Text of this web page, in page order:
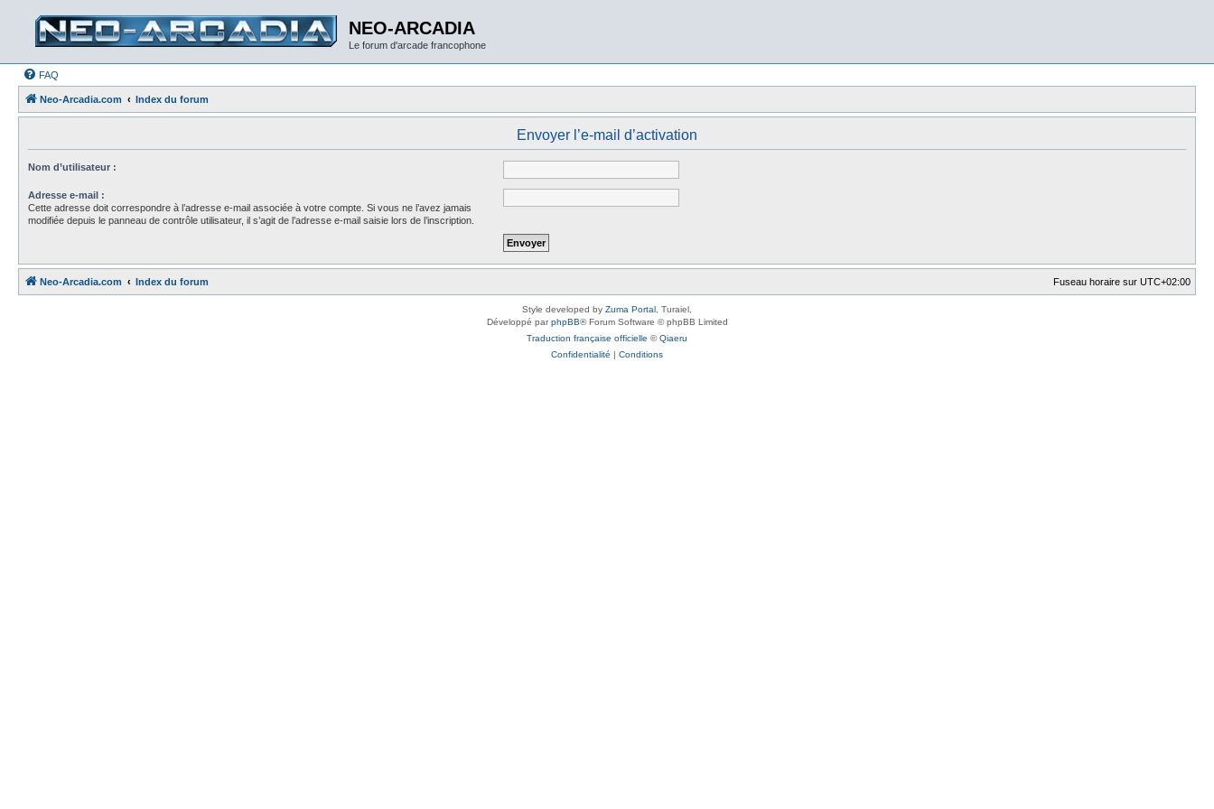
NEO-ARCADIA
Le forum d'arcade francophone
FAQ
Neo-Arcadia.com Index du forum
Envoyer l’e-mail d’activation
Nom d’utilisateur :
Adresse e-mail :
Cette adresse doit correspondre à l’adresse e-mail associée à votre compte. Si vous ne l’avez jamais
modifiée depuis le panneau de contrôle utilisateur, il s’agit de l’adresse e-mail saisie lors de l’inscription.
Neo-Arcadia.com Index du forum Fuseau horaire sur UTC+02:00
Style developed by Zuma Portal , Turaiel,
Développé parphpBB® Forum Software © phpBB Limited
Traduction française officielle ©Qiaeru
Confidentialité | Conditions